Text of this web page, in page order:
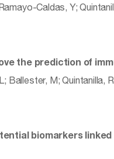
Caldas, Y;
the prediction of
Ballester, M; Quintanilla, R
biomarkers